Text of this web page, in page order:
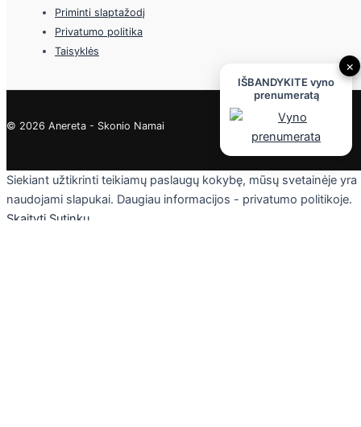
Priminti slaptažodį
Privatumo politika
Taisyklės
© 2026 Anereta - Skonio Namai
Siekiant užtikrinti teikiamų paslaugų kokybę, mūsų svetainėje yra
naudojami slapukai. Daugiau informacijos - privatumo politikoje.
Skaityti Sutinku
×
IŠBANDYKITE vyno
prenumeratą